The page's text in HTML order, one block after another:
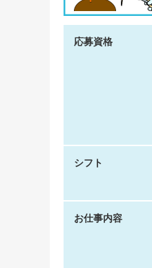
応募資格
シフト
お仕事内容